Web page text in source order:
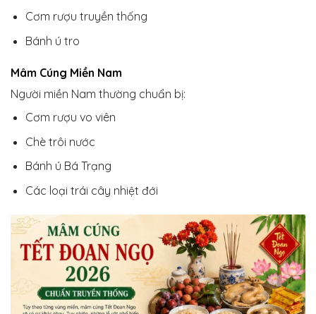
Cơm rượu truyền thống
Bánh ú tro
Mâm Cúng Miền Nam
Người miền Nam thường chuẩn bị:
Cơm rượu vo viên
Chè trôi nước
Bánh ú Bá Trạng
Các loại trái cây nhiệt đới